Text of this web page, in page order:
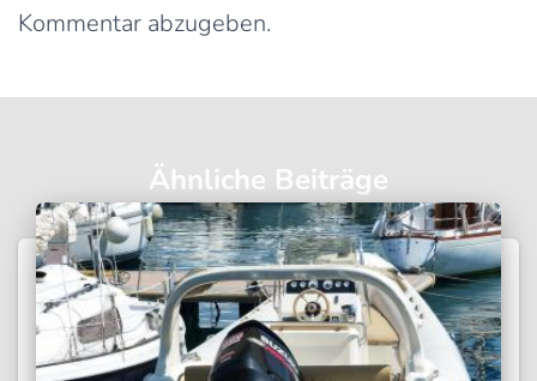
Kommentar abzugeben.
Ähnliche Beiträge